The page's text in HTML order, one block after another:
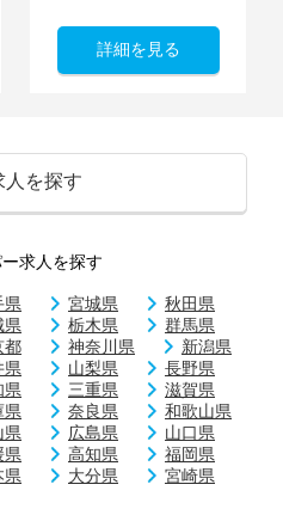
詳細を見る
人を探す
求人を探す
県 宮城県
秋田県
県 栃木県
群馬県
都 神奈川県
新潟県
県 山梨県
長野県
県 三重県
滋賀県
県 奈良県
和歌山県
県 広島県
山口県
県 高知県
福岡県
県 大分県
宮崎県